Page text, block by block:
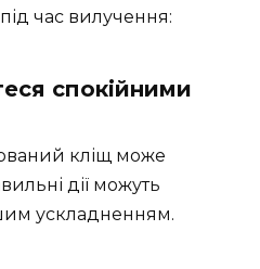
час вилучення:
спокійними
кліщ може
дії можуть
ускладненням.